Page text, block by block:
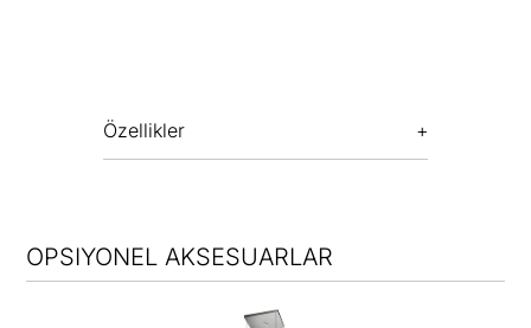
Özellikler
OPSIYONEL AKSESUARLAR